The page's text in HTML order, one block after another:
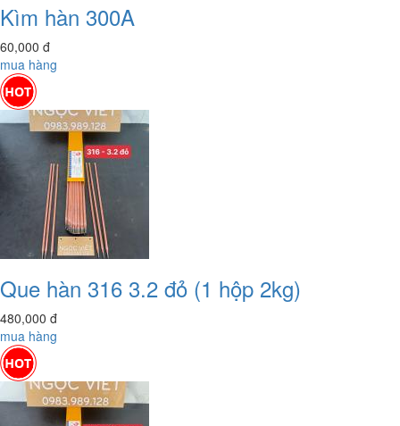
Kìm hàn 300A
60,000 đ
mua hàng
Que hàn 316 3.2 đỏ (1 hộp 2kg)
480,000 đ
mua hàng